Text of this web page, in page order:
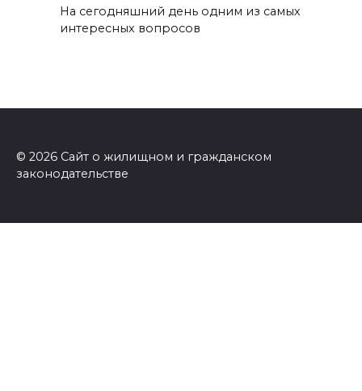
На сегодняшний день одним из самых
интересных вопросов
© 2026 Сайт о жилищном и гражданском
законодательстве